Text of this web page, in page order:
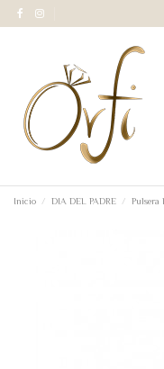
Inicio DIA DEL PADRE Pulsera